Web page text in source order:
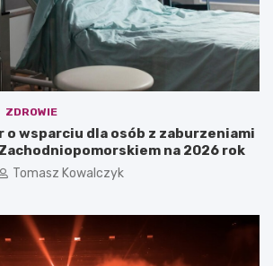
ZDROWIE
o wsparciu dla osób z zaburzeniami
na 2026 rok
Tomasz Kowalczyk